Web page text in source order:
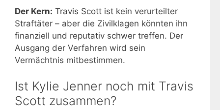
Der Kern: Travis Scott ist kein verurteilter
Straftäter – aber die Zivilklagen könnten ihn
finanziell und reputativ schwer treffen. Der
Ausgang der Verfahren wird sein
Vermächtnis mitbestimmen.
Ist Kylie Jenner noch mit Travis
Scott zusammen?